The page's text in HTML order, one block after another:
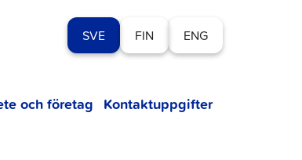
SVE FIN ENG
och företag Kontaktuppgifter